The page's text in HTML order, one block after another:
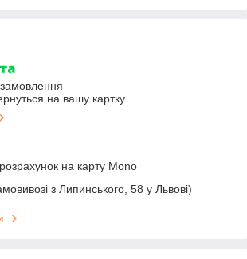
на вашу картку
розрахунок на карту Mono
з Липинського, 58 у Львові)